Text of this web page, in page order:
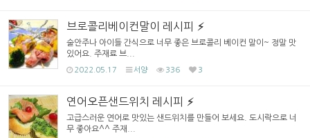
브로콜리베이컨말이 레시피
술안주나 아이들 간식으로 너무 좋은 브로콜리 베이컨 말이~ 정말 맛
있어요. 주재료 브...
2022.05.17 서양 336 3
연어오픈샌드위치 레시피
고급스러운 연어로 맛있는 샌드위치를 만들어 보세요. 도시락으로 너
무 좋아요^^ 주재...